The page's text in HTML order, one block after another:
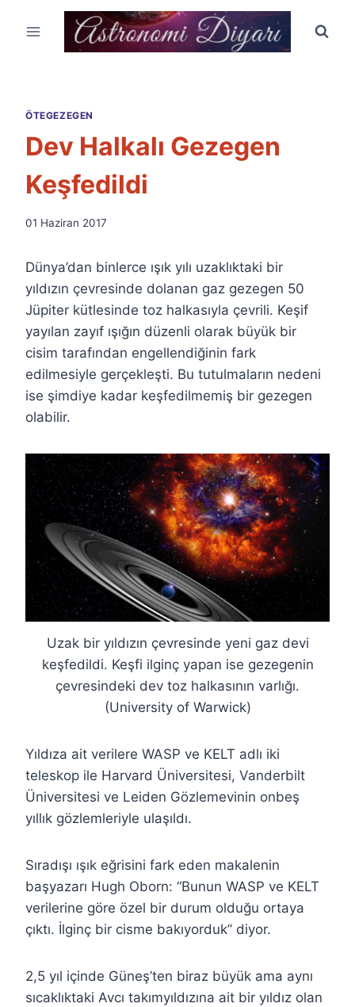
ÖTEGEZEGEN
Dev Halkalı Gezegen
Keşfedildi
By
Özyar
01 Haziran 2017
Dünya’dan binlerce ışık yılı uzaklıktaki bir
yıldızın çevresinde dolanan gaz gezegen 50
Jüpiter kütlesinde toz halkasıyla çevrili. Keşif
yayılan zayıf ışığın düzenli olarak büyük bir
cisim tarafından engellendiğinin fark
edilmesiyle gerçekleşti. Bu tutulmaların nedeni
ise şimdiye kadar keşfedilmemiş bir gezegen
olabilir.
Uzak bir yıldızın çevresinde yeni gaz devi
keşfedildi. Keşfi ilginç yapan ise gezegenin
çevresindeki dev toz halkasının varlığı.
(University of Warwick)
Yıldıza ait verilere WASP ve KELT adlı iki
teleskop ile Harvard Üniversitesi, Vanderbilt
Üniversitesi ve Leiden Gözlemevinin onbeş
yıllık gözlemleriyle ulaşıldı.
Sıradışı ışık eğrisini fark eden makalenin
başyazarı Hugh Oborn: “Bunun WASP ve KELT
verilerine göre özel bir durum olduğu ortaya
çıktı. İlginç bir cisme bakıyorduk” diyor.
2,5 yıl içinde Güneş’ten biraz büyük ama aynı
sıcaklıktaki Avcı takımyıldızına ait bir yıldız olan